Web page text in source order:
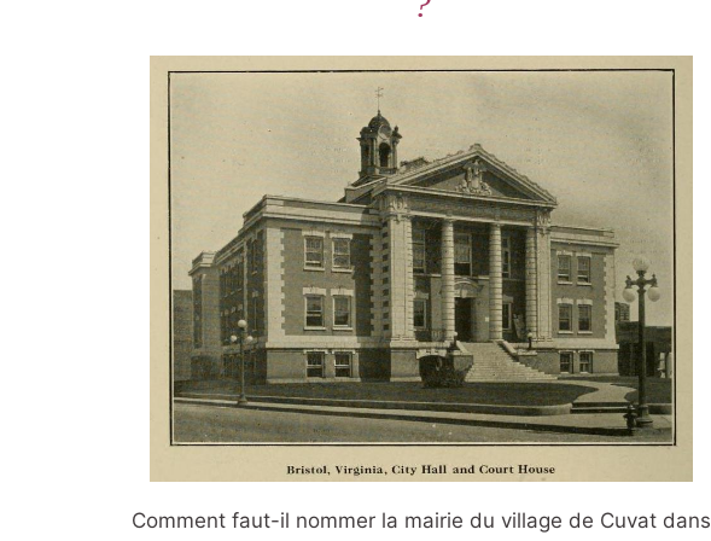
Comment faut-il nommer la mairie du village de Cuvat dans